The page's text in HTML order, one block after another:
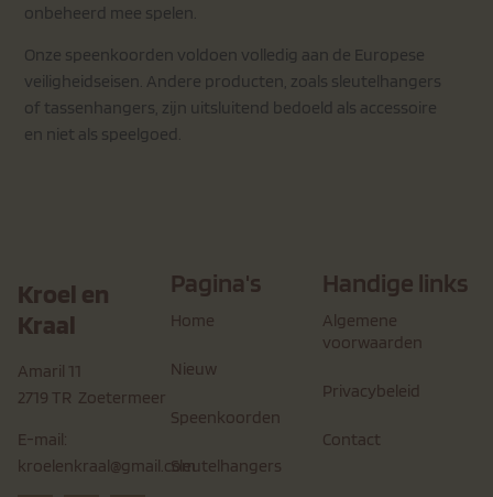
onbeheerd mee spelen.
Onze speenkoorden voldoen volledig aan de Europese
veiligheidseisen. Andere producten, zoals sleutelhangers
of tassenhangers, zijn uitsluitend bedoeld als accessoire
en niet als speelgoed.
Kroel en
Kraal
Amaril 11
2719 TR Zoetermeer
E-mail:
kroelenkraal@gmail.com
Pagina's
Home
Nieuw
Speenkoorden
Sleutelhangers
Handige links
Algemene
voorwaarden
Privacybeleid
Contact